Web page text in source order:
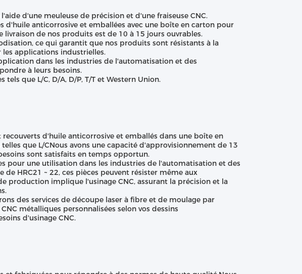
d'une meuleuse de précision et d'une fraiseuse CNC.
d'huile anticorrosive et emballées avec une boîte en carton pour
livraison de nos produits est de 10 à 15 jours ouvrables.
ce qui garantit que nos produits sont résistants à la
applications industrielles.
dans les industries de l'automatisation et des
à leurs besoins.
que L/C, D/A, D/P, T/T et Western Union.
d'huile anticorrosive et emballés dans une boîte en
que L/CNous avons une capacité d'approvisionnement de 13
sont satisfaits en temps opportun.
pour une utilisation dans les industries de l'automatisation et des
HRC21 ~ 22, ces pièces peuvent résister même aux
production implique l'usinage CNC, assurant la précision et la
des services de découpe laser à fibre et de moulage par
métalliques personnalisées selon vos dessins
d'usinage CNC.